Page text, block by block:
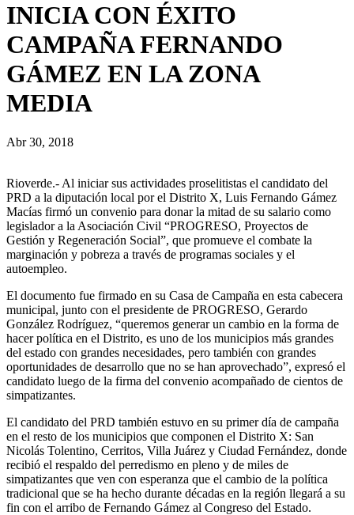
INICIA CON ÉXITO
CAMPAÑA FERNANDO
GÁMEZ EN LA ZONA
MEDIA
Abr 30, 2018
Rioverde.- Al iniciar sus actividades proselitistas el candidato del
PRD a la diputación local por el Distrito X, Luis Fernando Gámez
Macías firmó un convenio para donar la mitad de su salario como
legislador a la Asociación Civil “PROGRESO, Proyectos de
Gestión y Regeneración Social”, que promueve el combate la
marginación y pobreza a través de programas sociales y el
autoempleo.
El documento fue firmado en su Casa de Campaña en esta cabecera
municipal, junto con el presidente de PROGRESO, Gerardo
González Rodríguez, “queremos generar un cambio en la forma de
hacer política en el Distrito, es uno de los municipios más grandes
del estado con grandes necesidades, pero también con grandes
oportunidades de desarrollo que no se han aprovechado”, expresó el
candidato luego de la firma del convenio acompañado de cientos de
simpatizantes.
El candidato del PRD también estuvo en su primer día de campaña
en el resto de los municipios que componen el Distrito X: San
Nicolás Tolentino, Cerritos, Villa Juárez y Ciudad Fernández, donde
recibió el respaldo del perredismo en pleno y de miles de
simpatizantes que ven con esperanza que el cambio de la política
tradicional que se ha hecho durante décadas en la región llegará a su
fin con el arribo de Fernando Gámez al Congreso del Estado.